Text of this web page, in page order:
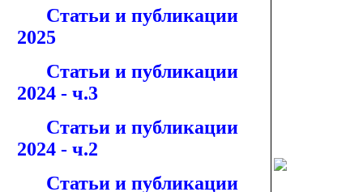
Статьи и публикации
2025
Статьи и публикации
2024 - ч.3
Статьи и публикации
2024 - ч.2
Статьи и публикации